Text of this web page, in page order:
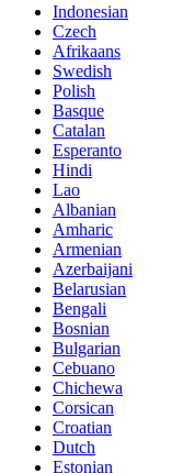
Indonesian
Czech
Afrikaans
Swedish
Polish
Basque
Catalan
Esperanto
Hindi
Lao
Albanian
Amharic
Armenian
Azerbaijani
Belarusian
Bengali
Bosnian
Bulgarian
Cebuano
Chichewa
Corsican
Croatian
Dutch
Estonian